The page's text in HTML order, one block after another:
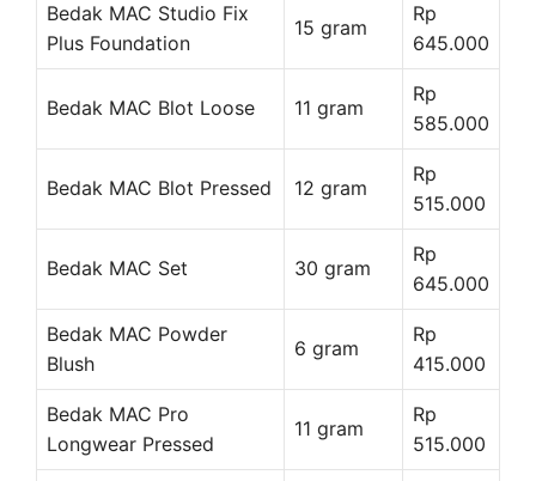
Bedak MAC Studio Fix
Plus Foundation
15 gram
Rp
645.000
Bedak MAC Blot Loose 11 gram
Rp
585.000
Bedak MAC Blot Pressed 12 gram
Rp
515.000
Bedak MAC Set 30 gram
Rp
645.000
Bedak MAC Powder
Blush
6 gram
Rp
415.000
Bedak MAC Pro
Longwear Pressed
11 gram
Rp
515.000